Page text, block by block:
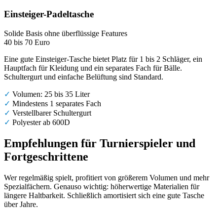
Einsteiger-Padeltasche
Solide Basis ohne überflüssige Features
40 bis 70 Euro
Eine gute Einsteiger-Tasche bietet Platz für 1 bis 2 Schläger, ein
Hauptfach für Kleidung und ein separates Fach für Bälle.
Schultergurt und einfache Belüftung sind Standard.
✓ Volumen: 25 bis 35 Liter
✓ Mindestens 1 separates Fach
✓ Verstellbarer Schultergurt
✓ Polyester ab 600D
Empfehlungen für Turnierspieler und
Fortgeschrittene
Wer regelmäßig spielt, profitiert von größerem Volumen und mehr
Spezialfächern. Genauso wichtig: höherwertige Materialien für
längere Haltbarkeit. Schließlich amortisiert sich eine gute Tasche
über Jahre.